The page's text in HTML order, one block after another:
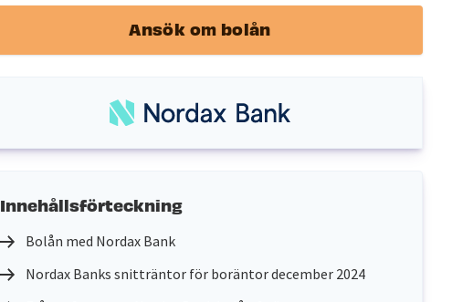
Ansök om bolån
Innehållsförteckning
Bolån med Nordax Bank
Nordax Banks snitträntor för boräntor december 2024